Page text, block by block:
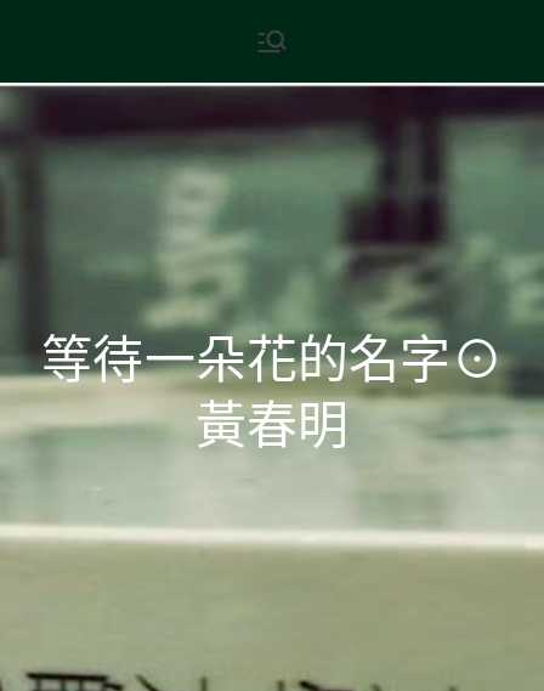
content
現代文學
地球小如鴿卵，/ 我輕輕地將它
等待一朵花的名字⊙
黃春明